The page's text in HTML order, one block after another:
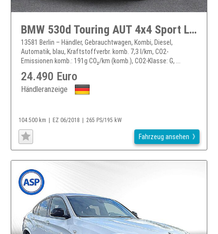
BMW 530d Touring AUT 4x4 Sport LED PANO HUD NAVI RFK 530
13581 Berlin – Händler, Gebrauchtwagen, Kombi, Diesel,
Automatik, blau, Kraftstoffverbr. komb. 7,3 l/km, CO2-
Emissionen komb.: 191g CO₂/km (komb.), CO2-Klasse: G, ...
24.490 Euro
Händleranzeige
104.500 km EZ 06/2018 265 PS/195 kW
Fahrzeug ansehen